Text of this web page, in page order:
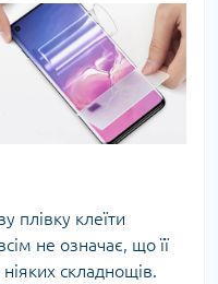
плівку клеїти
не означає, що її
складнощів.